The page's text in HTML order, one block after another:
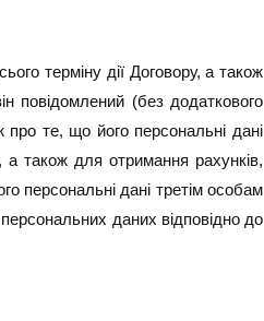
терміну дії Договору, а також
повідомлений (без додаткового
те, що його персональні дані
також для отримання рахунків,
персональні дані третім особам
даних відповідно до